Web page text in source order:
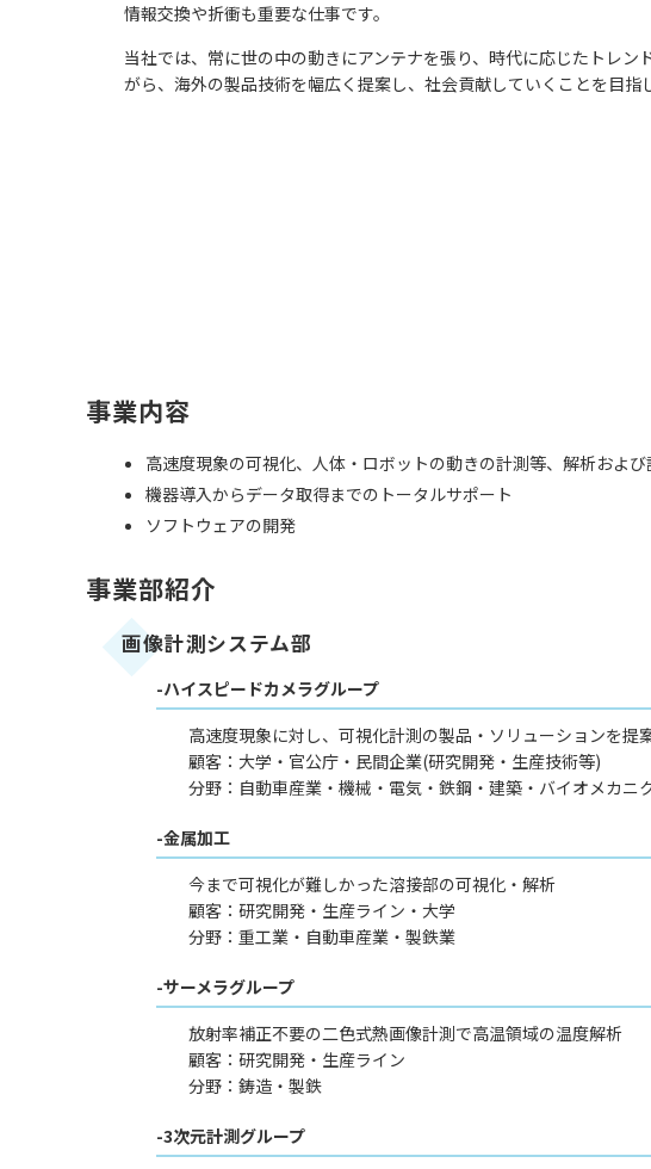
情報交換や折衝も重要な仕事です。
当社では、常に世の中の動きにアンテナを張り、時代に応じたトレン
がら、海外の製品技術を幅広く提案し、社会貢献していくことを目指
事業内容
高速度現象の可視化、人体・ロボットの動きの計測等、解析およ
機器導入からデータ取得までのトータルサポート
ソフトウェアの開発
事業部紹介
画像計測システム部
-ハイスピードカメラグループ
高速度現象に対し、可視化計測の製品・ソリューションを提
顧客：大学・官公庁・民間企業(研究開発・生産技術等)
分野：自動車産業・機械・電気・鉄鋼・建築・バイオメカニ
-金属加工
今まで可視化が難しかった溶接部の可視化・解析
顧客：研究開発・生産ライン・大学
分野：重工業・自動車産業・製鉄業
-サーメラグループ
放射率補正不要の二色式熱画像計測で高温領域の温度解析
顧客：研究開発・生産ライン
分野：鋳造・製鉄
-3次元計測グループ